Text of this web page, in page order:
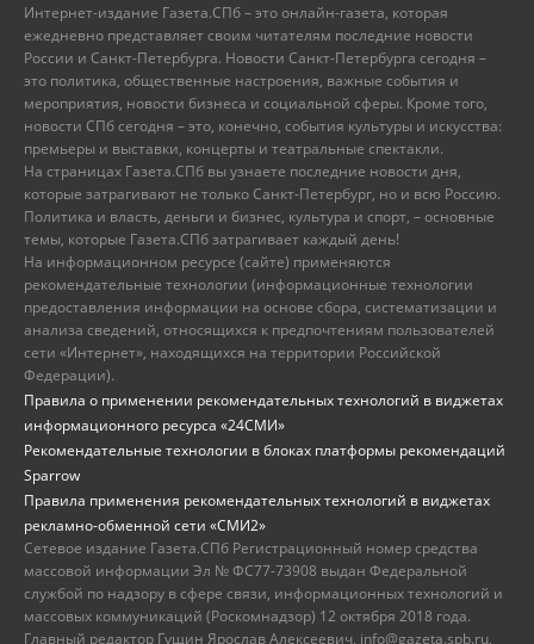
Интернет-издание Газета.СПб – это онлайн-газета, которая
ежедневно представляет своим читателям последние новости
России и Санкт-Петербурга. Новости Санкт-Петербурга сегодня –
это политика, общественные настроения, важные события и
мероприятия, новости бизнеса и социальной сферы. Кроме того,
новости СПб сегодня – это, конечно, события культуры и искусства:
премьеры и выставки, концерты и театральные спектакли.
На страницах Газета.СПб вы узнаете последние новости дня,
которые затрагивают не только Санкт-Петербург, но и всю Россию.
Политика и власть, деньги и бизнес, культура и спорт, – основные
темы, которые Газета.СПб затрагивает каждый день!
На информационном ресурсе (сайте) применяются
рекомендательные технологии (информационные технологии
предоставления информации на основе сбора, систематизации и
анализа сведений, относящихся к предпочтениям пользователей
сети «Интернет», находящихся на территории Российской
Федерации).
Правила о применении рекомендательных технологий в виджетах
информационного ресурса «24СМИ»
Рекомендательные технологии в блоках платформы рекомендаций
Sparrow
Правила применения рекомендательных технологий в виджетах
рекламно-обменной сети «СМИ2»
Сетевое издание Газета.СПб Регистрационный номер средства
массовой информации Эл № ФС77-73908 выдан Федеральной
службой по надзору в сфере связи, информационных технологий и
массовых коммуникаций (Роскомнадзор) 12 октября 2018 года.
Главный редактор Гущин Ярослав Алексеевич, info@gazeta.spb.ru,